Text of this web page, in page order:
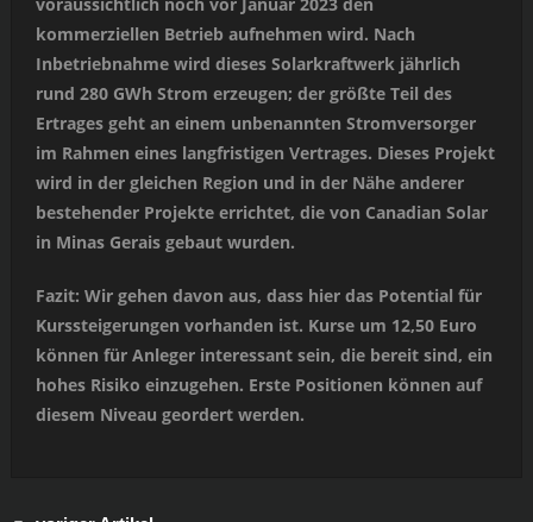
kommerziellen Betrieb aufnehmen wird. Nach
Inbetriebnahme wird dieses Solarkraftwerk jährlich
rund 280 GWh Strom erzeugen; der größte Teil des
Ertrages geht an einem unbenannten Stromversorger
im Rahmen eines langfristigen Vertrages. Dieses Projekt
wird in der gleichen Region und in der Nähe anderer
bestehender Projekte errichtet, die von Canadian Solar
in Minas Gerais gebaut wurden.
Fazit: Wir gehen davon aus, dass hier das Potential für
Kurssteigerungen vorhanden ist. Kurse um 12,50 Euro
können für Anleger interessant sein, die bereit sind, ein
hohes Risiko einzugehen. Erste Positionen können auf
diesem Niveau geordert werden.